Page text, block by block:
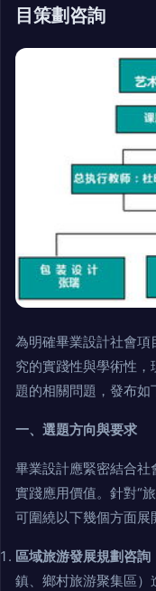
目策劃咨詢
為明確畢業設計社會
究的實踐性與學術性，
題的相關問題，發布如
一、選題方向與要求
畢業設計應緊密結合
實踐應用價值。針對“
可圍繞以下幾個方面展
區域旅游發展規劃咨詢
鎮、鄉村旅游聚集區